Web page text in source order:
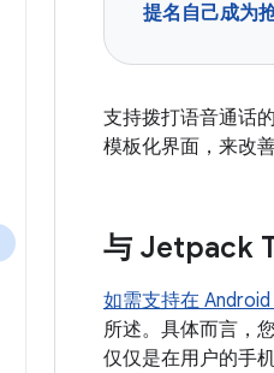
提名自己成为
支持拨打语音通话
模板化界面，来改
与 Jetpack
如需支持在
所述。具体而言，
仅仅是在用户的手